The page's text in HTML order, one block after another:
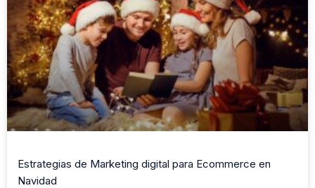
Estrategias de Marketing digital para Ecommerce en
Navidad